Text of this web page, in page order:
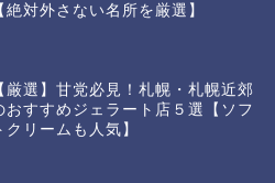
絶対外さない名所を厳選】
厳選】甘党必見！札幌・札幌近郊
おすすめジェラート店５選【ソフ
クリームも人気】